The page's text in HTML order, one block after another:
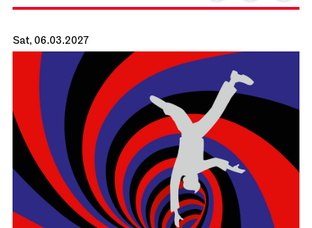
Stuttgart Ballet
Opernhaus
Triple Bill
MODERN ELEGIES
20.03.2027
19:00